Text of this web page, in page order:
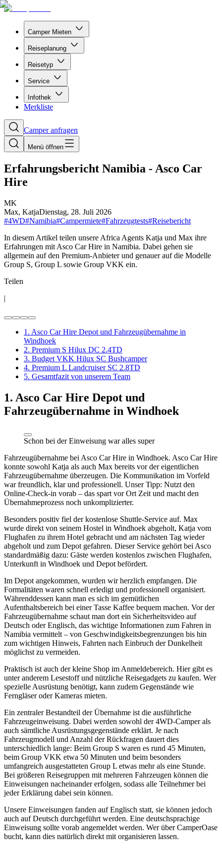
Camper Mieten
Reiseplanung
Reisetyp
Service
Infothek
Merkliste
Camper anfragen
Menü öffnen
Erfahrungsbericht Namibia - Asco Car
Hire
MK
Max, KatjaDienstag, 28. Juli 2026
#4WD#Namibia#Campermiete#Fahrzeugtests#Reisebericht
In diesem Artikel teilen unsere Africa Agents Katja und Max ihre
Erfahrungen mit Asco Car Hire in Namibia. Dabei gehen sie
allgemein auf den Premium-Anbieter und genauer auf die Modelle
Group S, Group L sowie Group VKK ein.
Teilen
|
1. Asco Car Hire Depot und Fahrzeugübernahme in
Windhoek
2. Premium S Hilux DC 2.4TD
3. Budget VKK Hilux SC Bushcamper
4. Premium L Landcruiser SC 2.8TD
5. Gesamtfazit von unserem Team
1. Asco Car Hire Depot und
Fahrzeugübernahme in Windhoek
Schon bei der Einweisung war alles super
Fahrzeugübernahme bei Asco Car Hire in Windhoek. Asco Car Hire
konnte sowohl Katja als auch Max bereits vor der eigentlichen
Fahrzeugübernahme überzeugen. Die Kommunikation im Vorfeld
war freundlich, klar und professionell. Unser Tipp: Nutzt den
Online-Check-in vorab – das spart vor Ort Zeit und macht den
Übernahmeprozess noch unkomplizierter.
Besonders positiv fiel der kostenlose Shuttle-Service auf. Max
wurde direkt von seinem Hostel in Windhoek abgeholt, Katja vom
Flughafen zu ihrem Hotel gebracht und am nächsten Tag wieder
abgeholt und zum Depot gefahren. Dieser Service gehört bei Asco
standardmäßig dazu: Gäste werden kostenlos zwischen Flughafen,
Unterkunft in Windhoek und Depot befördert.
Im Depot angekommen, wurden wir herzlich empfangen. Die
Formalitäten waren schnell erledigt und professionell organisiert.
Währenddessen kann man es sich im gemütlichen
Aufenthaltsbereich bei einer Tasse Kaffee bequem machen. Vor der
Fahrzeugübernahme schaut man dort ein Sicherheitsvideo auf
Deutsch oder Englisch, das wichtige Informationen zum Fahren in
Namibia vermittelt – von Geschwindigkeitsbegrenzungen bis hin
zum wichtigen Hinweis, Fahrten nach Einbruch der Dunkelheit
möglichst zu vermeiden.
Praktisch ist auch der kleine Shop im Anmeldebereich. Hier gibt es
unter anderem Lesestoff und nützliche Reisegadgets zu kaufen. Wer
spezielle Ausrüstung benötigt, kann zudem Gegenstände wie
Ferngläser oder Kameras mieten.
Ein zentraler Bestandteil der Übernahme ist die ausführliche
Fahrzeugeinweisung. Dabei werden sowohl der 4WD-Camper als
auch sämtliche Ausrüstungsgegenstände erklärt. Je nach
Fahrzeugmodell und Anzahl der Rückfragen dauert dies
unterschiedlich lange: Beim Group S waren es rund 45 Minuten,
beim Group VKK etwa 50 Minuten und beim besonders
umfangreich ausgestatteten Group L etwas mehr als eine Stunde.
Bei größeren Reisegruppen mit mehreren Fahrzeugen können die
Einweisungen nacheinander erfolgen, sodass alle Teilnehmer bei
jeder Erklärung dabei sein können.
Unsere Einweisungen fanden auf Englisch statt, sie können jedoch
auch auf Deutsch durchgeführt werden. Eine deutschsprachige
Einweisung sollte vorab angemeldet werden. Wer über CamperOase
bucht, kann dies natürlich direkt mit organisieren lassen.